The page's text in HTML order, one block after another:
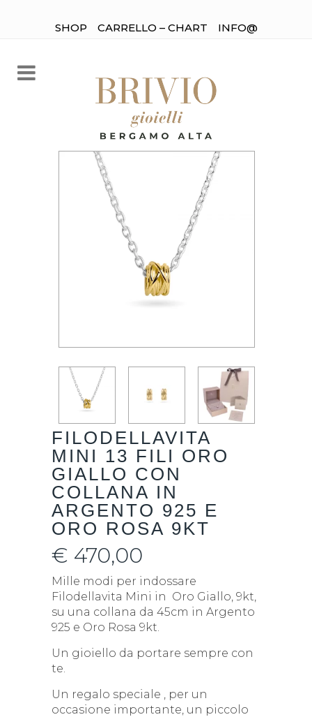
SHOP CARRELLO – CHART INFO@
FILODELLAVITA
MINI 13 FILI ORO
GIALLO CON
COLLANA IN
ARGENTO 925 E
ORO ROSA 9KT
€ 470,00
Mille modi per indossare
Filodellavita Mini in Oro Giallo, 9kt,
su una collana da 45cm in Argento
925 e Oro Rosa 9kt.
Un gioiello da portare sempre con
te.
Un regalo speciale , per un
occasione importante, un piccolo